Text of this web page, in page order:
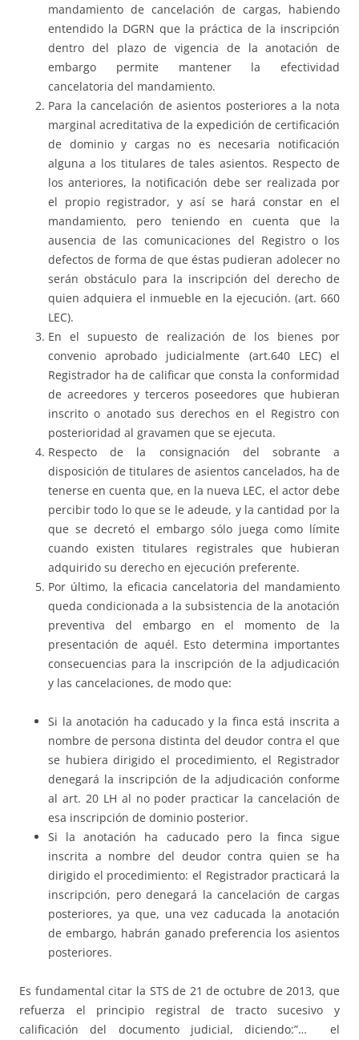
mandamiento de cancelación de cargas, habiendo
entendido la DGRN que la práctica de la inscripción
dentro del plazo de vigencia de la anotación de
embargo permite mantener la efectividad
cancelatoria del mandamiento.
Para la cancelación de asientos posteriores a la nota
marginal acreditativa de la expedición de certificación
de dominio y cargas no es necesaria notificación
alguna a los titulares de tales asientos. Respecto de
los anteriores, la notificación debe ser realizada por
el propio registrador, y así se hará constar en el
mandamiento, pero teniendo en cuenta que la
ausencia de las comunicaciones del Registro o los
defectos de forma de que éstas pudieran adolecer no
serán obstáculo para la inscripción del derecho de
quien adquiera el inmueble en la ejecución. (art. 660
LEC).
En el supuesto de realización de los bienes por
convenio aprobado judicialmente (art.640 LEC) el
Registrador ha de calificar que consta la conformidad
de acreedores y terceros poseedores que hubieran
inscrito o anotado sus derechos en el Registro con
posterioridad al gravamen que se ejecuta.
Respecto de la consignación del sobrante a
disposición de titulares de asientos cancelados, ha de
tenerse en cuenta que, en la nueva LEC, el actor debe
percibir todo lo que se le adeude, y la cantidad por la
que se decretó el embargo sólo juega como límite
cuando existen titulares registrales que hubieran
adquirido su derecho en ejecución preferente.
Por último, la eficacia cancelatoria del mandamiento
queda condicionada a la subsistencia de la anotación
preventiva del embargo en el momento de la
presentación de aquél. Esto determina importantes
consecuencias para la inscripción de la adjudicación
y las cancelaciones, de modo que:
Si la anotación ha caducado y la finca está inscrita a
nombre de persona distinta del deudor contra el que
se hubiera dirigido el procedimiento, el Registrador
denegará la inscripción de la adjudicación conforme
al art. 20 LH al no poder practicar la cancelación de
esa inscripción de dominio posterior.
Si la anotación ha caducado pero la finca sigue
inscrita a nombre del deudor contra quien se ha
dirigido el procedimiento: el Registrador practicará la
inscripción, pero denegará la cancelación de cargas
posteriores, ya que, una vez caducada la anotación
de embargo, habrán ganado preferencia los asientos
posteriores.
Es fundamental citar la STS de 21 de octubre de 2013, que
refuerza el principio registral de tracto sucesivo y
calificación del documento judicial, diciendo:”… el